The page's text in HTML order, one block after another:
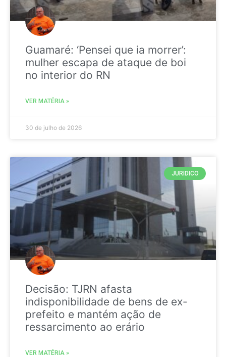
Guamaré: ‘Pensei que ia morrer’:
mulher escapa de ataque de boi
no interior do RN
VER MATÉRIA »
30 de julho de 2026
JURIDICO
Decisão: TJRN afasta
indisponibilidade de bens de ex-
prefeito e mantém ação de
ressarcimento ao erário
VER MATÉRIA »